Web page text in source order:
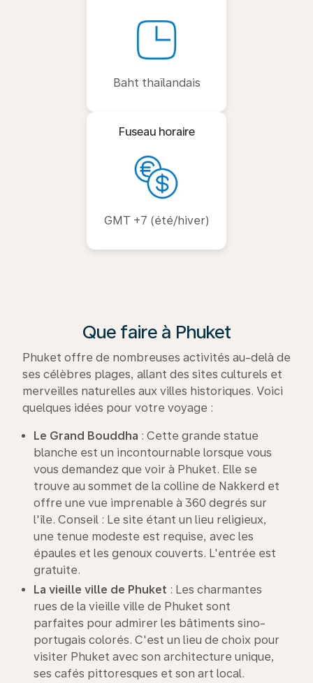
Baht thaïlandais
Fuseau horaire
GMT +7 (été/hiver)
Que faire à Phuket
Phuket offre de nombreuses activités au-delà de
ses célèbres plages, allant des sites culturels et
merveilles naturelles aux villes historiques. Voici
quelques idées pour votre voyage :
Le Grand Bouddha : Cette grande statue
blanche est un incontournable lorsque vous
vous demandez que voir à Phuket. Elle se
trouve au sommet de la colline de Nakkerd et
offre une vue imprenable à 360 degrés sur
l'île. Conseil : Le site étant un lieu religieux,
une tenue modeste est requise, avec les
épaules et les genoux couverts. L'entrée est
gratuite.
La vieille ville de Phuket : Les charmantes
rues de la vieille ville de Phuket sont
parfaites pour admirer les bâtiments sino-
portugais colorés. C'est un lieu de choix pour
visiter Phuket avec son architecture unique,
ses cafés pittoresques et son art local.